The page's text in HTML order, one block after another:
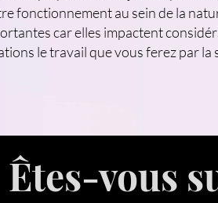
fonctionnement au sein de la
car elles impactent
le travail que vous ferez par la
Êtes-vous